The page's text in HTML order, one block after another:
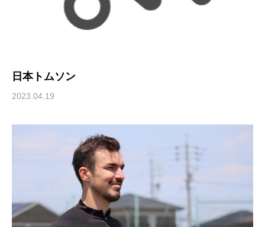
日本トムソン
2023.04.19